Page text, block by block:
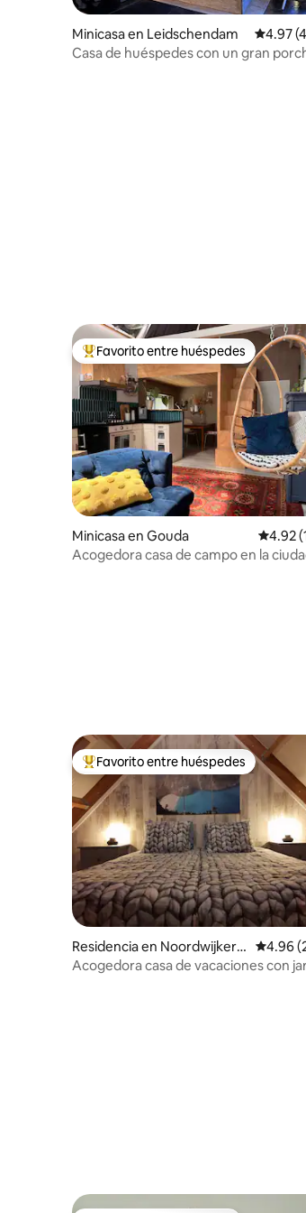
Minicasa en Leidschendam
4.97
Casa de huéspedes con un gran
De los mejores en Favorito entre
Favorito entre huéspedes
Minicasa en Gouda
4.92
Acogedora casa de campo en la
De los mejores en Favorito entre
Favorito entre huéspedes
Residencia en Noordwijkerh
out
4.96
Acogedora casa de vacaciones con